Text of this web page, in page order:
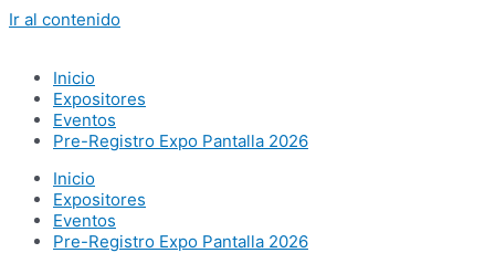
Ir al contenido
Inicio
Expositores
Eventos
Pre-Registro Expo Pantalla 2026
Inicio
Expositores
Eventos
Pre-Registro Expo Pantalla 2026